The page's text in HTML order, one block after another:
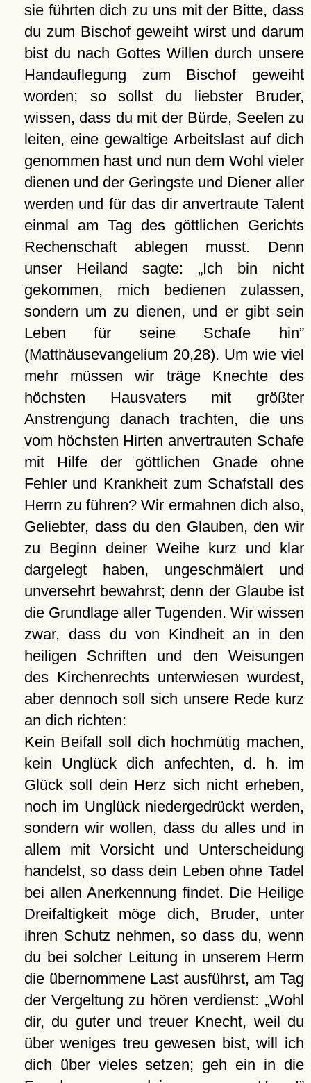
sie führten dich zu uns mit der Bitte, dass
du zum Bischof geweiht wirst und darum
bist du nach Gottes Willen durch unsere
Handauflegung zum Bischof geweiht
worden; so sollst du liebster Bruder,
wissen, dass du mit der Bürde, Seelen zu
leiten, eine gewaltige Arbeitslast auf dich
genommen hast und nun dem Wohl vieler
dienen und der Geringste und Diener aller
werden und für das dir anvertraute Talent
einmal am Tag des göttlichen Gerichts
Rechenschaft ablegen musst. Denn
unser Heiland sagte:
Ich bin nicht
gekommen, mich bedienen zulassen,
sondern um zu dienen, und er gibt sein
Leben für seine Schafe hin
(Matthäusevangelium 20,28). Um wie viel
mehr müssen wir träge Knechte des
höchsten Hausvaters mit größter
Anstrengung danach trachten, die uns
vom höchsten Hirten anvertrauten Schafe
mit Hilfe der göttlichen Gnade ohne
Fehler und Krankheit zum Schafstall des
Herrn zu führen? Wir ermahnen dich also,
Geliebter, dass du den Glauben, den wir
zu Beginn deiner Weihe kurz und klar
dargelegt haben, ungeschmälert und
unversehrt bewahrst; denn der Glaube ist
die Grundlage aller Tugenden. Wir wissen
zwar, dass du von Kindheit an in den
heiligen Schriften und den Weisungen
des Kirchenrechts unterwiesen wurdest,
aber dennoch soll sich unsere Rede kurz
an dich richten:
Kein Beifall soll dich hochmütig machen,
kein Unglück dich anfechten, d. h. im
Glück soll dein Herz sich nicht erheben,
noch im Unglück niedergedrückt werden,
sondern wir wollen, dass du alles und in
allem mit Vorsicht und Unterscheidung
handelst, so dass dein Leben ohne Tadel
bei allen Anerkennung findet. Die Heilige
Dreifaltigkeit möge dich, Bruder, unter
ihren Schutz nehmen, so dass du, wenn
du bei solcher Leitung in unserem Herrn
die übernommene Last ausführst, am Tag
der Vergeltung zu hören verdienst:
Wohl
dir, du guter und treuer Knecht, weil du
über weniges treu gewesen bist, will ich
dich über vieles setzen; geh ein in die